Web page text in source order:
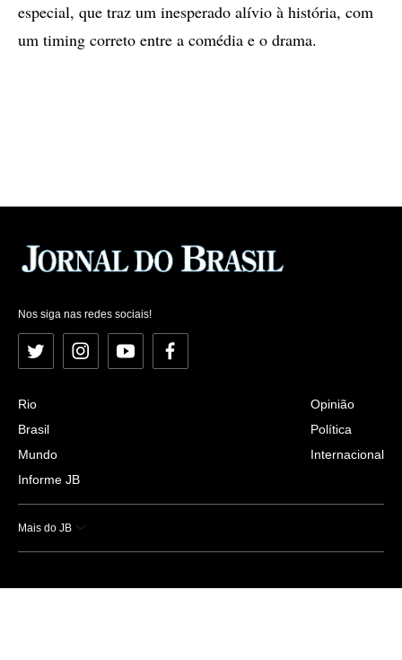
especial, que traz um inesperado alívio à história, com
um timing correto entre a comédia e o drama.
Nos siga nas redes sociais!
Twitter InstagramYouTubeFacebook
Rio
Brasil
Mundo
Informe JB
Opinião
Política
Internacional
Mais do JB
Esportes